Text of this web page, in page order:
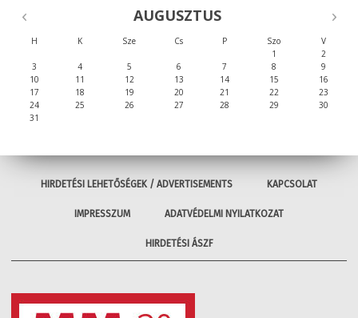
AUGUSZTUS
H K Sze Cs P Szo
V
1
2
3
4 5 6 7 8
9
10
11 12 13 14 15
16
17
18 19 20 21 22
23
24
25 26 27 28 29
30
31
HIRDETÉSI LEHETŐSÉGEK / ADVERTISEMENTS KAPCSOLAT
IMPRESSZUM ADATVÉDELMI NYILATKOZAT
HIRDETÉSI ÁSZF